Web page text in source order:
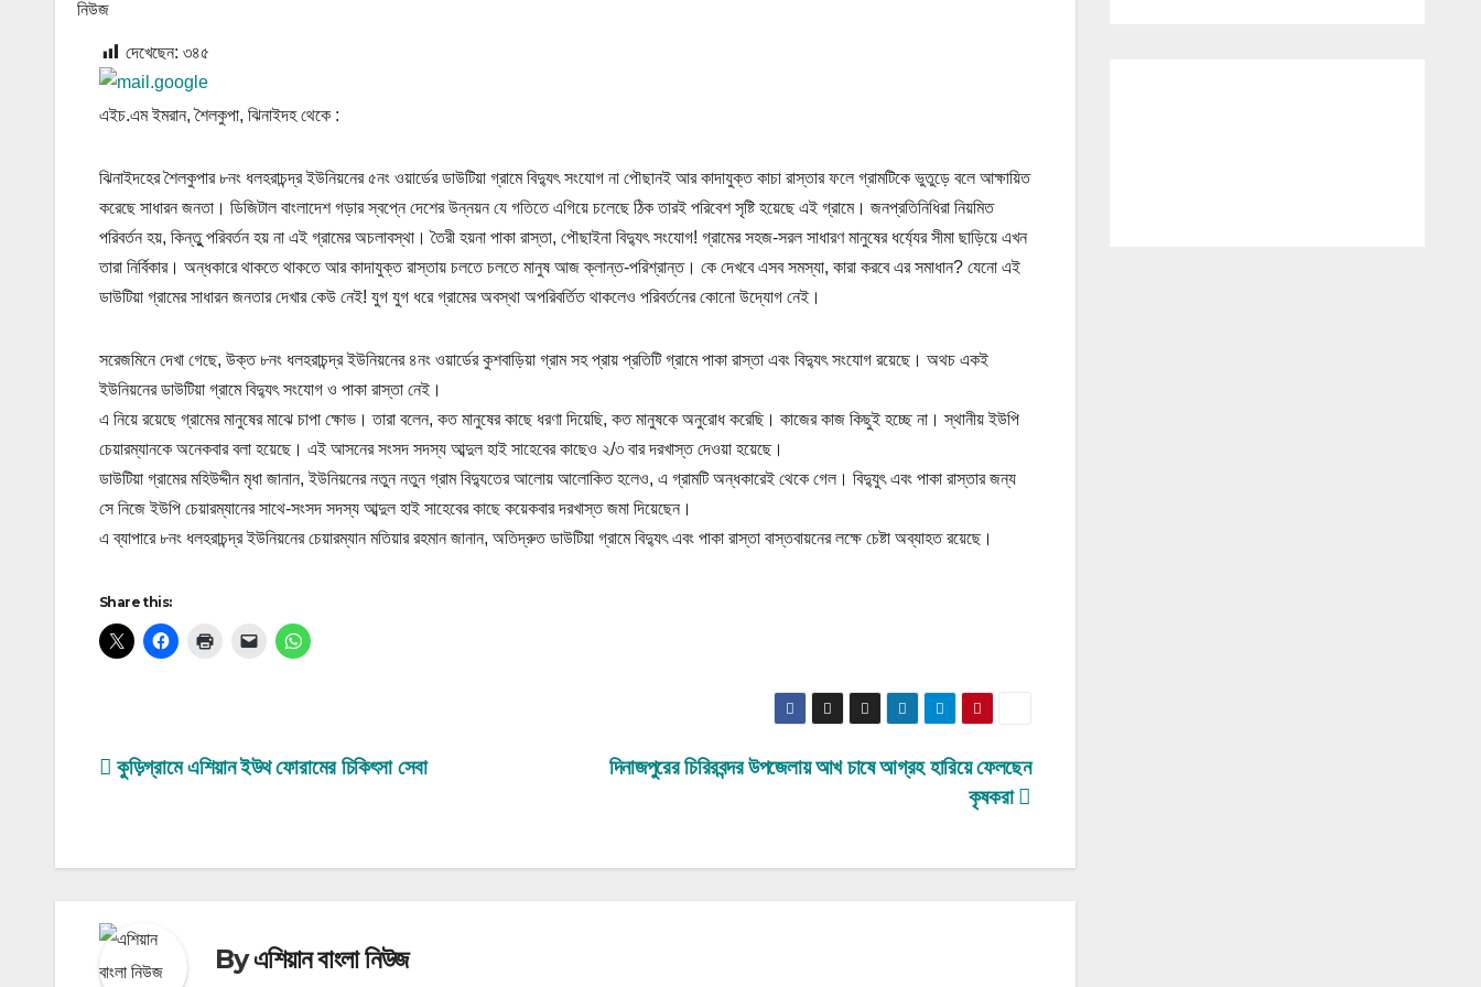
দেখেছেন: ৩৪৫
এইচ.এম ইমরান, শৈলকুপা, ঝিনাইদহ থেকে :
ঝিনাইদহের শৈলকুপার ৮নং ধলহরাচন্দ্র ইউনিয়নের ৫নং ওয়ার্ডের ডাউটিয়া গ্রামে বিদ্যুৎ সংযোগ না পৌছানই আর কাদাযুক্ত কাচা রাস্তার ফলে গ্রামটিকে ভুতুড়ে বলে আক্ষায়িত
করেছে সাধারন জনতা। ডিজিটাল বাংলাদেশ গড়ার স্বপ্নে দেশের উন্নয়ন যে গতিতে এগিয়ে চলেছে ঠিক তারই পরিবেশ সৃষ্টি হয়েছে এই গ্রামে। জনপ্রতিনিধিরা নিয়মিত
পরিবর্তন হয়, কিন্তুু পরিবর্তন হয় না এই গ্রামের অচলাবস্থা। তৈরী হয়না পাকা রাস্তা, পৌছাইনা বিদ্যুৎ সংযোগ! গ্রামের সহজ-সরল সাধারণ মানুষের ধর্য্যের সীমা ছাড়িয়ে এখন
তারা নির্বিকার। অন্ধকারে থাকতে থাকতে আর কাদাযুক্ত রাস্তায় চলতে চলতে মানুষ আজ ক্লান্ত-পরিশ্রান্ত। কে দেখবে এসব সমস্যা, কারা করবে এর সমাধান? যেনো এই
ডাউটিয়া গ্রামের সাধারন জনতার দেখার কেউ নেই! যুগ যুগ ধরে গ্রামের অবস্থা অপরিবর্তিত থাকলেও পরিবর্তনের কোনো উদ্যোগ নেই।
সরেজমিনে দেখা গেছে, উক্ত ৮নং ধলহরাচন্দ্র ইউনিয়নের ৪নং ওয়ার্ডের কুশবাড়িয়া গ্রাম সহ প্রায় প্রতিটি গ্রামে পাকা রাস্তা এবং বিদ্যুৎ সংযোগ রয়েছে। অথচ একই
ইউনিয়নের ডাউটিয়া গ্রামে বিদ্যুৎ সংযোগ ও পাকা রাস্তা নেই।
এ নিয়ে রয়েছে গ্রামের মানুষের মাঝে চাপা ক্ষোভ। তারা বলেন, কত মানুষের কাছে ধরণা দিয়েছি, কত মানুষকে অনুরোধ করেছি। কাজের কাজ কিছুই হচ্ছে না। স্থানীয় ইউপি
চেয়ারম্যানকে অনেকবার বলা হয়েছে। এই আসনের সংসদ সদস্য আব্দুল হাই সাহেবের কাছেও ২/৩ বার দরখাস্ত দেওয়া হয়েছে।
ডাউটিয়া গ্রামের মহিউদ্দীন মৃধা জানান, ইউনিয়নের নতুন নতুন গ্রাম বিদ্যুতের আলোয় আলোকিত হলেও, এ গ্রামটি অন্ধকারেই থেকে গেল। বিদু্যুৎ এবং পাকা রাস্তার জন্য
সে নিজে ইউপি চেয়ারম্যানের সাথে-সংসদ সদস্য আব্দুল হাই সাহেবের কাছে কয়েকবার দরখাস্ত জমা দিয়েছেন।
এ ব্যাপারে ৮নং ধলহরাচন্দ্র ইউনিয়নের চেয়ারম্যান মতিয়ার রহমান জানান, অতিদ্রুত ডাউটিয়া গ্রামে বিদ্যুৎ এবং পাকা রাস্তা বাস্তবায়নের লক্ষে চেষ্টা অব্যাহত রয়েছে।
Share this:
Post
দিনাজপুরের চিরিরবন্দর উপজেলায় আখ চাষে আগ্রহ হারিয়ে ফেলছেন
কৃষকরা
কুড়িগ্রামে এশিয়ান ইউথ ফোরামের চিকিৎসা সেবা
Byএশিয়ান বাংলা নিউজ